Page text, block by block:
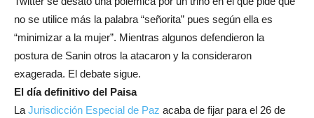
no se utilice más la palabra “señorita” pues según ella es
“minimizar a la mujer”. Mientras algunos defendieron la
postura de Sanin otros la atacaron y la consideraron
exagerada. El debate sigue.
El día definitivo del Paisa
La Jurisdicción Especial de Paz acaba de fijar para el 26 de